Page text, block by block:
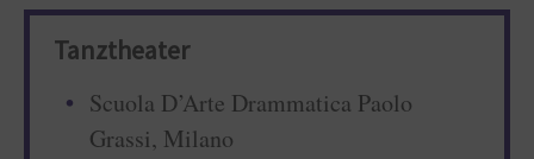
Tanztheater
Scuola D’Arte Drammatica Paolo
Grassi, Milano